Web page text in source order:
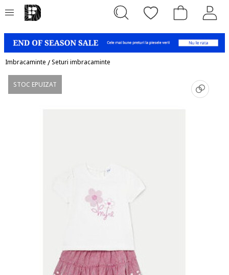
Imbracaminte /Seturi imbracaminte
STOC EPUIZAT